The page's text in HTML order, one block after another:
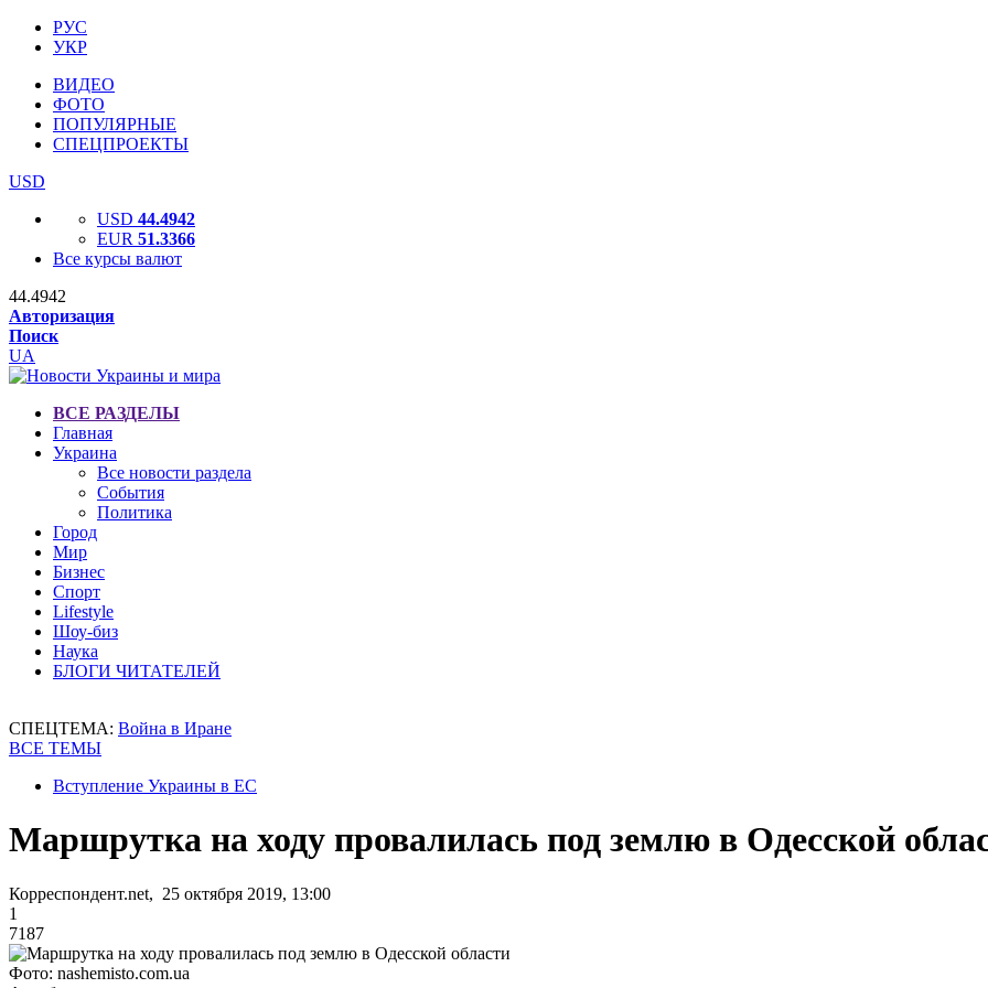
РУС
УКР
ВИДЕО
ФОТО
ПОПУЛЯРНЫЕ
СПЕЦПРОЕКТЫ
USD
USD 44.4942
EUR 51.3366
Все курсы валют
44.4942
Авторизация
Поиск
UA
ВСЕ РАЗДЕЛЫ
Главная
Украина
Все новости раздела
События
Политика
Город
Мир
Бизнес
Спорт
Lifestyle
Шоу-биз
Наука
БЛОГИ ЧИТАТЕЛЕЙ
СПЕЦТЕМА: Война в Иране
ВСЕ ТЕМЫ
Вступление Украины в ЕС
Маршрутка на ходу провалилась под землю в Одесской
Корреспондент.net, 25 октября 2019, 13:00
1
7187
Фото: nashemisto.com.ua